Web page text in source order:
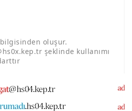
bilgisinden oluşur.
şeklinde kullanımı